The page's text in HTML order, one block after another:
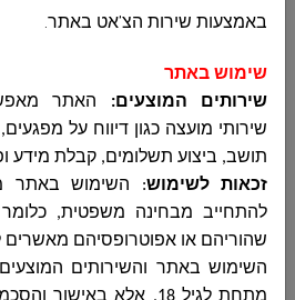
قسم الشبيبة
وحدة النهوض بمكانة المرأة
المكتبة العامة
الخدمات البيطرية
באמצעות שירות הצ'אט באתר.
שימוש באתר
שירותים המוצעים: האתר
שירותי מועצה כגון דיווח על
תושב, ביצוע תשלומים, קבלת מידע
זכאות לשימוש: השימוש באתר
להתחייב מבחינה משפטית,
שהוריהם או אפוטרופסיהם
השימוש באתר והשירותים המוצעים
מתחת לגיל 18, אלא